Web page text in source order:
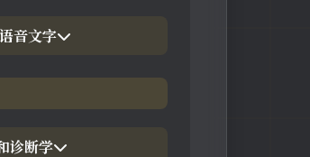
音文字
-针灸大成
诊断学